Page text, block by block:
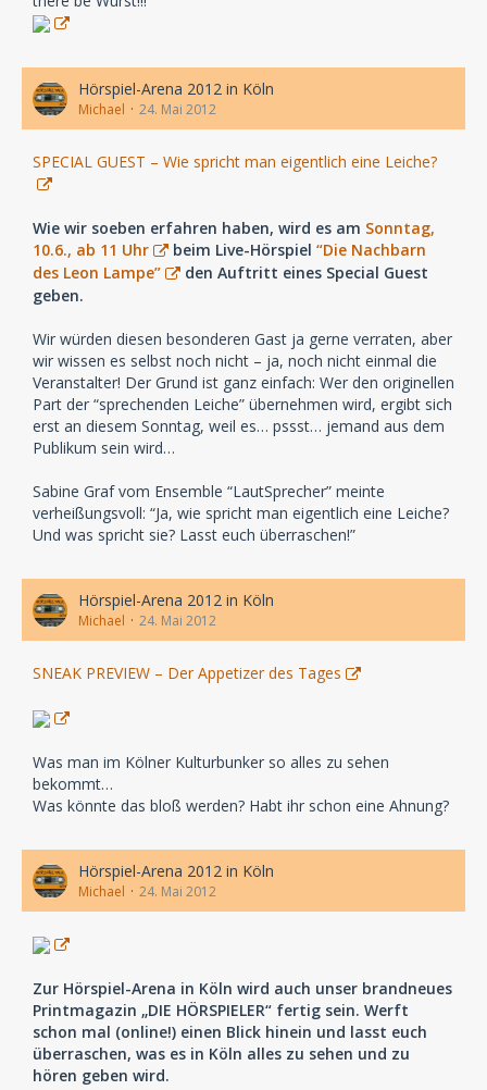
Hörspiel-Arena 2012 in Köln
Michael 24. Mai 2012
SPECIAL GUEST – Wie spricht man eigentlich eine Leiche?
Wie wir soeben erfahren haben, wird es am Sonntag,
10.6., ab 11 Uhr
beim Live-Hörspiel “Die Nachbarn
des Leon Lampe”
den Auftritt eines Special Guest
geben.
Wir würden diesen besonderen Gast ja gerne verraten, aber
wir wissen es selbst noch nicht – ja, noch nicht einmal die
Veranstalter! Der Grund ist ganz einfach: Wer den originellen
Part der “sprechenden Leiche” übernehmen wird, ergibt sich
erst an diesem Sonntag, weil es… pssst… jemand aus dem
Publikum sein wird…
Sabine Graf vom Ensemble “LautSprecher” meinte
verheißungsvoll: “Ja, wie spricht man eigentlich eine Leiche?
Und was spricht sie? Lasst euch überraschen!”
Hörspiel-Arena 2012 in Köln
Michael 24. Mai 2012
SNEAK PREVIEW – Der Appetizer des Tages
Was man im Kölner Kulturbunker so alles zu sehen
bekommt…
Was könnte das bloß werden? Habt ihr schon eine Ahnung?
Hörspiel-Arena 2012 in Köln
Michael 24. Mai 2012
Zur Hörspiel-Arena in Köln wird auch unser brandneues
Printmagazin „DIE HÖRSPIELER“ fertig sein. Werft
schon mal (online!) einen Blick hinein und lasst euch
überraschen, was es in Köln alles zu sehen und zu
hören geben wird.